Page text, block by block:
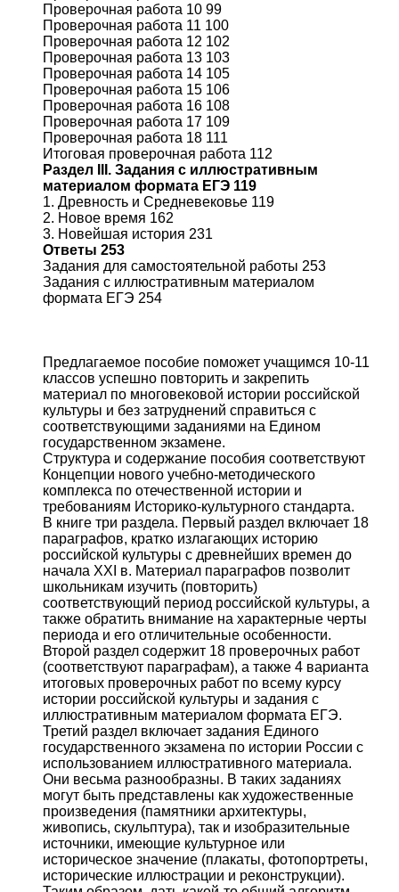
Проверочная работа 10 99
Проверочная работа 11 100
Проверочная работа 12 102
Проверочная работа 13 103
Проверочная работа 14 105
Проверочная работа 15 106
Проверочная работа 16 108
Проверочная работа 17 109
Проверочная работа 18 111
Итоговая проверочная работа 112
Раздел III. Задания с иллюстративным
материалом формата ЕГЭ 119
1. Древность и Средневековье 119
2. Новое время 162
3. Новейшая история 231
Ответы 253
Задания для самостоятельной работы 253
Задания с иллюстративным материалом
формата ЕГЭ 254
Предлагаемое пособие поможет учащимся 10-11
классов успешно повторить и закрепить
материал по многовековой истории российской
культуры и без затруднений справиться с
соответствующими заданиями на Едином
государственном экзамене.
Структура и содержание пособия соответствуют
Концепции нового учебно-методического
комплекса по отечественной истории и
требованиям Историко-культурного стандарта.
В книге три раздела. Первый раздел включает 18
параграфов, кратко излагающих историю
российской культуры с древнейших времен до
начала XXI в. Материал параграфов позволит
школьникам изучить (повторить)
соответствующий период российской культуры, а
также обратить внимание на характерные черты
периода и его отличительные особенности.
Второй раздел содержит 18 проверочных работ
(соответствуют параграфам), а также 4 варианта
итоговых проверочных работ по всему курсу
истории российской культуры и задания с
иллюстративным материалом формата ЕГЭ.
Третий раздел включает задания Единого
государственного экзамена по истории России с
использованием иллюстративного материала.
Они весьма разнообразны. В таких заданиях
могут быть представлены как художественные
произведения (памятники архитектуры,
живопись, скульптура), так и изобразительные
источники, имеющие культурное или
историческое значение (плакаты, фотопортреты,
исторические иллюстрации и реконструкции).